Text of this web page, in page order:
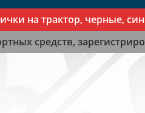
на трактор, черные,
средств,